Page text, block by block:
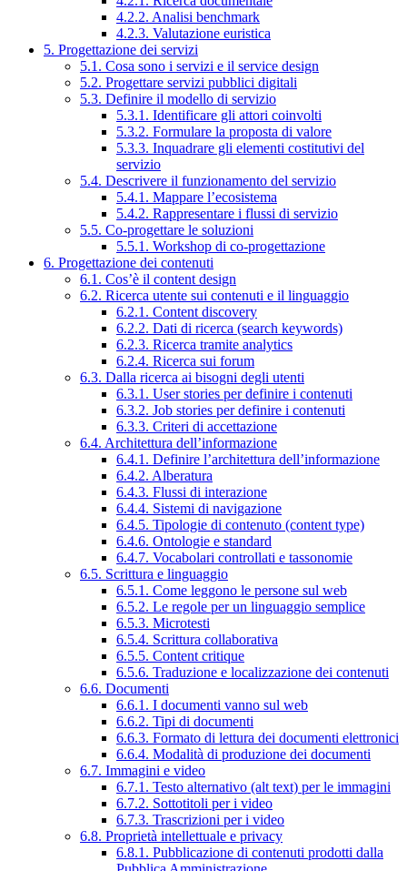
4.2.2. Analisi benchmark
4.2.3. Valutazione euristica
5. Progettazione dei servizi
5.1. Cosa sono i servizi e il service design
5.2. Progettare servizi pubblici digitali
5.3. Definire il modello di servizio
5.3.1. Identificare gli attori coinvolti
5.3.2. Formulare la proposta di valore
5.3.3. Inquadrare gli elementi costitutivi del
servizio
5.4. Descrivere il funzionamento del servizio
5.4.1. Mappare l’ecosistema
5.4.2. Rappresentare i flussi di servizio
5.5. Co-progettare le soluzioni
5.5.1. Workshop di co-progettazione
6. Progettazione dei contenuti
6.1. Cos’è il content design
6.2. Ricerca utente sui contenuti e il linguaggio
6.2.1. Content discovery
6.2.2. Dati di ricerca (search keywords)
6.2.3. Ricerca tramite analytics
6.2.4. Ricerca sui forum
6.3. Dalla ricerca ai bisogni degli utenti
6.3.1. User stories per definire i contenuti
6.3.2. Job stories per definire i contenuti
6.3.3. Criteri di accettazione
6.4. Architettura dell’informazione
6.4.1. Definire l’architettura dell’informazione
6.4.2. Alberatura
6.4.3. Flussi di interazione
6.4.4. Sistemi di navigazione
6.4.5. Tipologie di contenuto (content type)
6.4.6. Ontologie e standard
6.4.7. Vocabolari controllati e tassonomie
6.5. Scrittura e linguaggio
6.5.1. Come leggono le persone sul web
6.5.2. Le regole per un linguaggio semplice
6.5.3. Microtesti
6.5.4. Scrittura collaborativa
6.5.5. Content critique
6.5.6. Traduzione e localizzazione dei contenuti
6.6. Documenti
6.6.1. I documenti vanno sul web
6.6.2. Tipi di documenti
6.6.3. Formato di lettura dei documenti elettronici
6.6.4. Modalità di produzione dei documenti
6.7. Immagini e video
6.7.1. Testo alternativo (alt text) per le immagini
6.7.2. Sottotitoli per i video
6.7.3. Trascrizioni per i video
6.8. Proprietà intellettuale e privacy
6.8.1. Pubblicazione di contenuti prodotti dalla